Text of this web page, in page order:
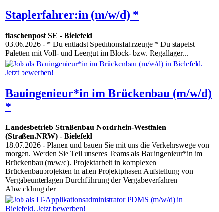
Staplerfahrer:in (m/w/d) *
flaschenpost SE - Bielefeld
03.06.2026 - * Du entlädst Speditionsfahrzeuge * Du stapelst
Paletten mit Voll- und Leergut im Block- bzw. Regallager...
Bauingenieur*in im Brückenbau (m/w/d)
*
Landesbetrieb Straßenbau Nordrhein-Westfalen
(Straßen.NRW) - Bielefeld
18.07.2026 - Planen und bauen Sie mit uns die Verkehrswege von
morgen. Werden Sie Teil unseres Teams als Bauingenieur*in im
Brückenbau (m/w/d). Projektarbeit in komplexen
Brückenbauprojekten in allen Projektphasen Aufstellung von
Vergabeunterlagen Durchführung der Vergabeverfahren
Abwicklung der...